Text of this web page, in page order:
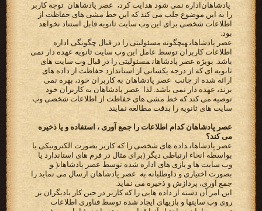
پادشاهان ‬اداره نمی شود هدایت کرد، ‪ عصر پادشاهان ‬ توجه کاربر
را به این موضوع جلب می کند که این خط مشی های‬ ‫حفاظت از
اطلاعات شخصی برای این وب سایت ثانویه قابل استناد نخواهد
بود‬.
‫‪ عصر پادشاهان‬هیچگونه مسئولیتی را در قبال‬ ‫چگونگی اداره
اطلاعات کاربران توسط عامل این وب سایت ثانویه عهده دار نمی
باشد. بویژه ‪ عصر پادشاهان‬مسئولیتی را در قبال‬ ‫وب سایت های
ثانویه ای که از درجه یکسانی از استاندارد حفاظت از داده های
ارائه شده از جانب ‪ عصر پادشاهان ‬به کاربران‬ ‫خود، بهره نمی
برند، عهده دار نمی باشد. لذا ‪ عصر پادشاهان ‬به کاربران خود
توصیه می کند که خط مشی های حفاظت از‬ ‫اطلاعات شخصی وب
سایت های ثانویه را بدقت مطالعه نمایند.‬
عصر پادشاهان کدام اطلاعات را جمع آوری ، استفاده و یا ذخیره
می کند؟
‫‪ عصر پادشاهان‬داده های شخصی را که کاربر بصورت الکترونیکی یا
بواسطه انحاء ارتباطی دیگر (برای مثال در فرم های‬ ‫استاندارد یا
وب سایت ها و بازی های اداره شده توسط ‪ )عصر پادشاهان‬و
بصورت اختیاری و داوطلبانه به ‪ عصر پادشاهان ‬ارسال‬ ‫می نماید را
جمع آوری، پردازش و ذخیره می نماید.‬
این امر آن دسته از داده هایی را که کاربر در حین کار بادیگران بر
روی وب سایتها و بازیهای ایجاد شده توسط فناوری اطلاعات